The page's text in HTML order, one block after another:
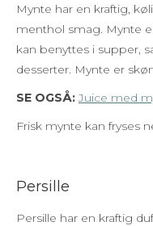
Mynte har en kraftig,
menthol smag. Mynte
kan benyttes i supper,
desserter. Mynte er
SE OGSÅ: Juice med
Frisk mynte kan fryses
Persille
Persille har en kraftig